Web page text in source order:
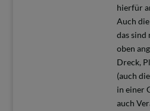
hierfür
Auch
das sind
oben
Dreck,
(auch
in einer
auch